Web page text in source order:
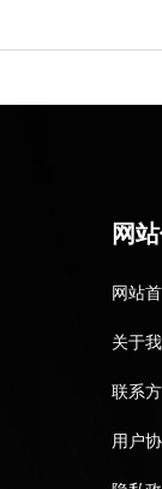
网
网站
关于
联系
用户